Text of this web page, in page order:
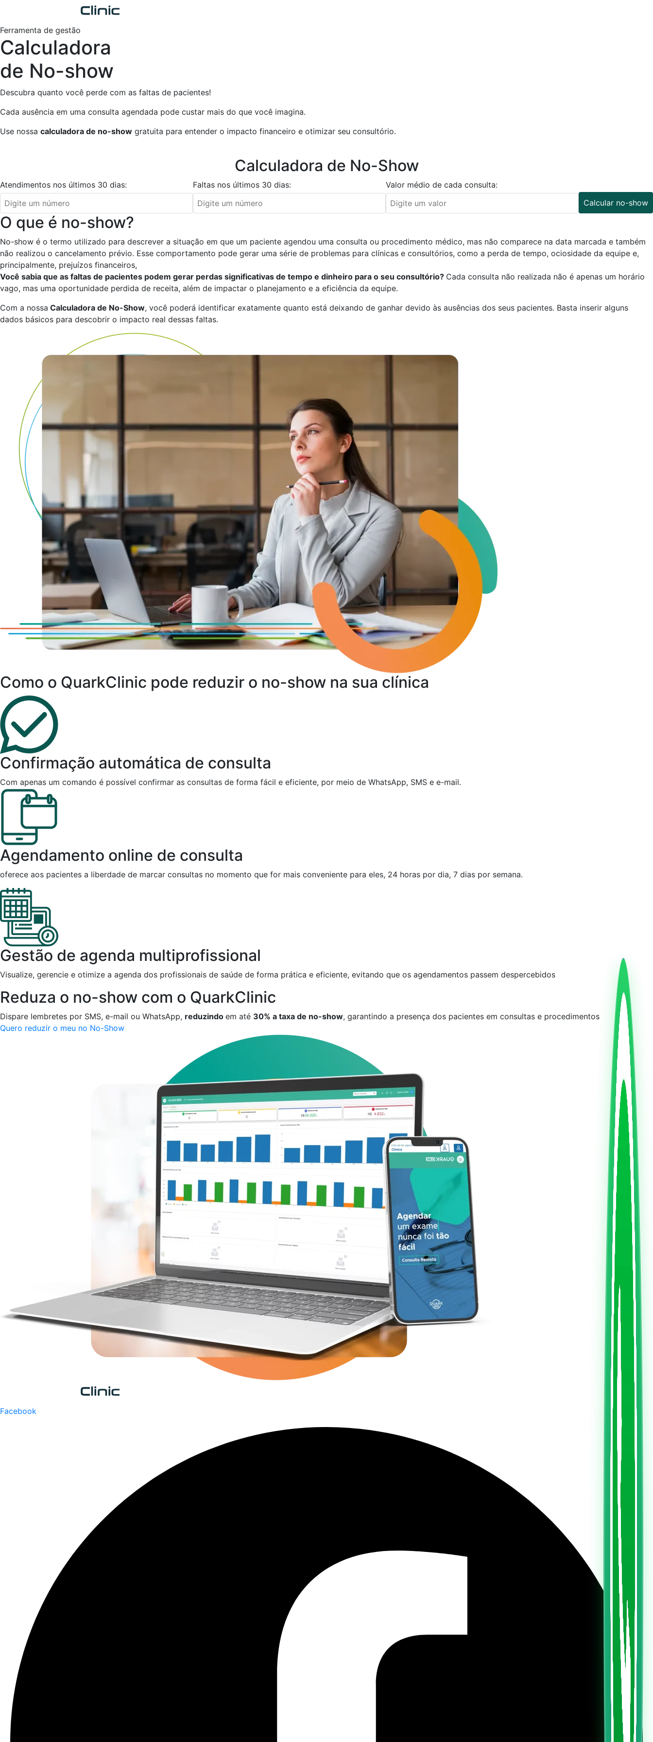
Ferramenta de gestão
Calculadora
de No-show
Descubra quanto você perde com as faltas de pacientes!
Cada ausência em uma consulta agendada pode custar mais do que você imagina.
Use nossa calculadora de no-show gratuita para entender o impacto financeiro e otimizar seu consultório.
Calculadora de No-Show
Atendimentos nos últimos 30 dias: Faltas nos últimos 30 dias:
Valor médio de cada consulta:
Calcular no-show
O que é no-show?
No-show é o termo utilizado para descrever a situação em que um paciente agendou uma consulta ou procedimento médico, mas não comparece na data marcada e também
não realizou o cancelamento prévio. Esse comportamento pode gerar uma série de problemas para clínicas e consultórios, como a perda de tempo, ociosidade da equipe e,
principalmente, prejuízos financeiros,
Você sabia que as faltas de pacientes podem gerar perdas significativas de tempo e dinheiro para o seu consultório? Cada consulta não realizada não é apenas um horário
vago, mas uma oportunidade perdida de receita, além de impactar o planejamento e a eficiência da equipe.
Com a nossa Calculadora de No-Show, você poderá identificar exatamente quanto está deixando de ganhar devido às ausências dos seus pacientes. Basta inserir alguns
dados básicos para descobrir o impacto real dessas faltas.
Como o QuarkClinic pode reduzir o no-show na sua clínica
Confirmação automática de consulta
Com apenas um comando é possível confirmar as consultas de forma fácil e eficiente, por meio de WhatsApp, SMS e e-mail.
Agendamento online de consulta
oferece aos pacientes a liberdade de marcar consultas no momento que for mais conveniente para eles, 24 horas por dia, 7 dias por semana.
Gestão de agenda multiprofissional
Visualize, gerencie e otimize a agenda dos profissionais de saúde de forma prática e eficiente, evitando que os agendamentos passem despercebidos
Reduza o no-show com o QuarkClinic
Dispare lembretes por SMS, e-mail ou WhatsApp, reduzindo em até 30% a taxa de no-show, garantindo a presença dos pacientes em consultas e procedimentos
Quero reduzir o meu no No-Show
Facebook